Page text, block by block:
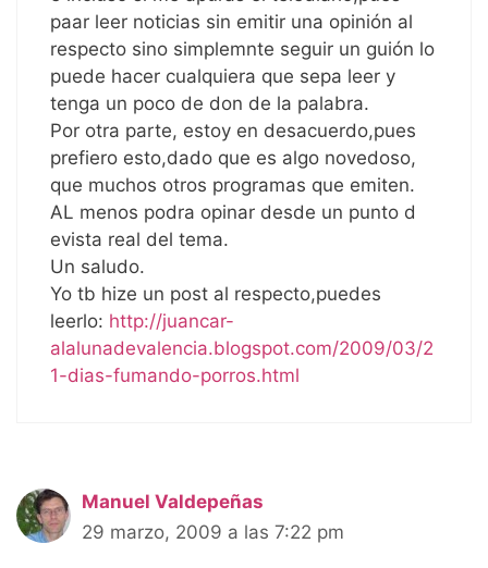
paar leer noticias sin emitir una opinión al
respecto sino simplemnte seguir un guión lo
puede hacer cualquiera que sepa leer y
tenga un poco de don de la palabra.
Por otra parte, estoy en desacuerdo,pues
prefiero esto,dado que es algo novedoso,
que muchos otros programas que emiten.
AL menos podra opinar desde un punto d
evista real del tema.
Un saludo.
Yo tb hize un post al respecto,puedes
leerlo: http://juancar-
alalunadevalencia.blogspot.com/2009/03/2
1-dias-fumando-porros.html
Manuel Valdepeñas
29 marzo, 2009 a las 7:22 pm